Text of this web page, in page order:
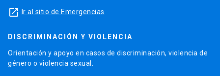
launch Ir al sitio de Emergencias
DISCRIMINACIÓN Y VIOLENCIA
Orientación y apoyo en casos de discriminación, violencia de
género o violencia sexual.